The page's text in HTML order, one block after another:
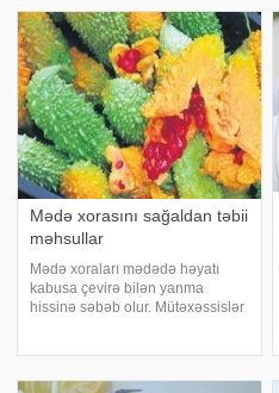
şişlərini məhv edir. -a istinadən
bildirir ki, alimlərin sözlərin
Mədə xorasını sağaldan təbii
məhsullar
Mədə xoraları mədədə həyatı
kabusa çevirə bilən yanma
hissinə səbəb olur. Mütəxəssislər
müalicəsinə başlamağı da